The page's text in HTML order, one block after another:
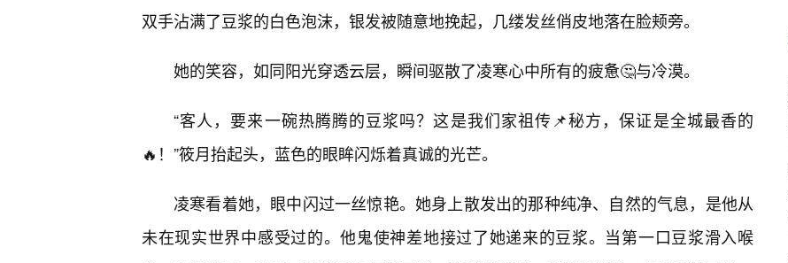
双手沾满了豆浆的白色泡沫，银发被随意地挽起，几缕发丝俏皮地落在脸颊旁。
她的笑容，如同阳光穿透云层，瞬间驱散了凌寒心中所有的疲惫🤔与冷漠。
“客人，要来一碗热腾腾的豆浆吗？这是我们家祖传📌秘方，保证是全城最香的
🔥！”筱月抬起头，蓝色的眼眸闪烁着真诚的光芒。
凌寒看着她，眼中闪过一丝惊艳。她身上散发出的那种纯净、自然的气息，是他从
未在现实世界中感受过的。他鬼使神差地接过了她递来的豆浆。当第一口豆浆滑入喉